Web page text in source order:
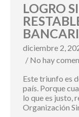
LOGRO
diciembre 2,
/ No hay
Este triunfo es
país. Porque
lo que es justo,
Organización